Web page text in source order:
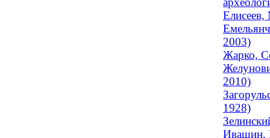
Елисеев,
2003)
Жарко,
2010)
1928)
Ивашин,